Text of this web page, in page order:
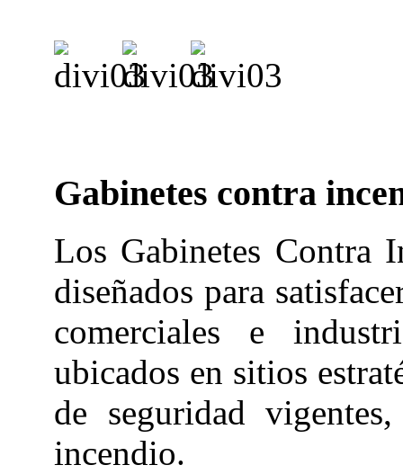
Gabinetes contra
Los Gabinetes Contra
diseñados para
comerciales e
ubicados en sitios
de seguridad
incendio.